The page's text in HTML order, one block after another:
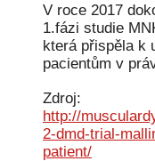
V roce 2017
1.fázi studie
která přispěla k
pacientům v
Zdroj:
http://
2-dmd-trial-
patient/